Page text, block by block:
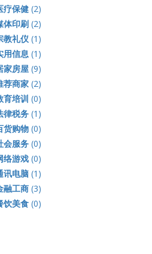
疗保健(2)
体印刷(2)
教礼仪(1)
用信息 (1)
家房屋(9)
荐商家(2)
育培训 (0)
律税务(1)
货购物(0)
会服务(0)
络游戏(0)
讯电脑(1)
融工商(3)
饮美食(0)